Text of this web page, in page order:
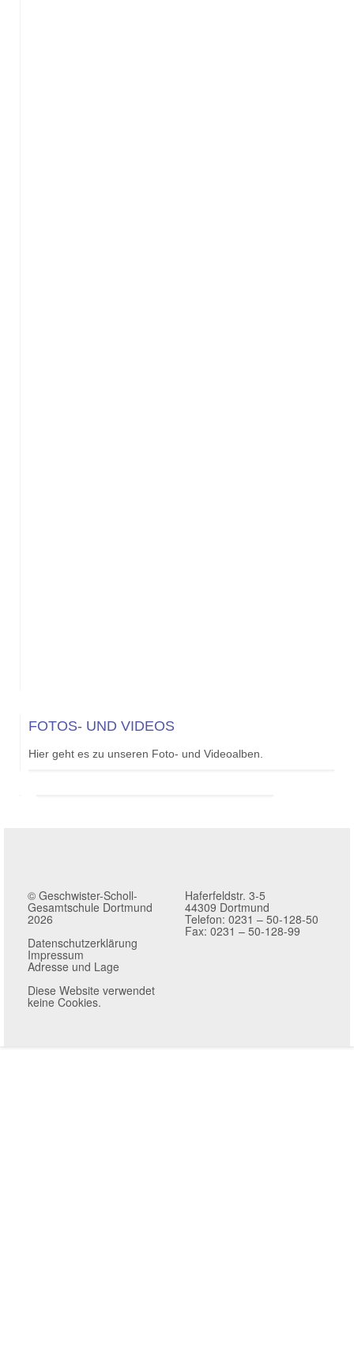
FOTOS- UND VIDEOS
Hier geht es zu unseren Foto- und Videoalben.
© Geschwister-Scholl-
Gesamtschule Dortmund
2026
Datenschutzerklärung
Impressum
Adresse und Lage
Diese Website verwendet
keine Cookies.
Haferfeldstr. 3-5
44309 Dortmund
Telefon: 0231 – 50-128-50
Fax: 0231 – 50-128-99